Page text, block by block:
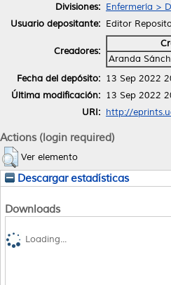
Divisiones: Enfermería >
Usuario depositante: Editor
Creadores:
Aranda
Fecha del depósito: 13 Sep 2022
Última modificación: 13 Sep 2022
URI: http://
Actions (login required)
Ver elemento
Descargar estadísticas
Downloads
Loading...